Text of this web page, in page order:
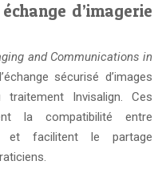
d’imagerie
and Communications in
sécurisé d’images
Invisalign. Ces
la compatibilité entre
et facilitent le partage